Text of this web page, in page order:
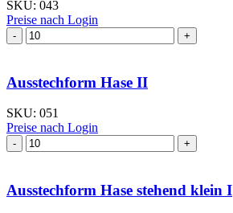
SKU: 043
Preise nach Login
Ausstechform Hase II
SKU: 051
Preise nach Login
Ausstechform Hase stehend klein I